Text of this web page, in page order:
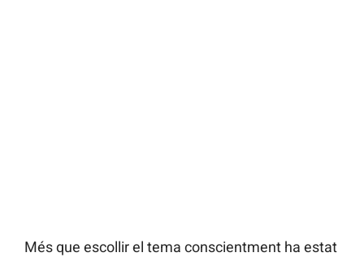
Més que escollir el tema conscientment ha estat